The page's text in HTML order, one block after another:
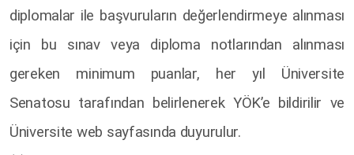
diplomalar ile başvuruların değerlendirmeye alınması
için bu sınav veya diploma notlarından alınması
gereken minimum puanlar, her yıl Üniversite
Senatosu tarafından belirlenerek YÖK’e bildirilir ve
Üniversite web sayfasında duyurulur.